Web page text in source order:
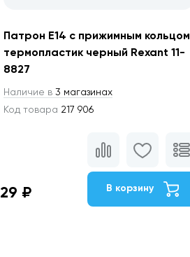
Патрон Е14 с прижимным кольцом
термопластик черный Rexant 11-
8827
Наличие в 3 магазинах
Код товара 217 906
29 ₽ В корзину